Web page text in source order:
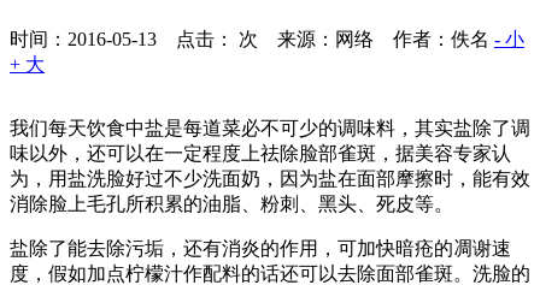
时间：2016-05-13 点击： 次 来源：网络 作者：佚名 - 小
+ 大
我们每天饮食中盐是每道菜必不可少的调味料，其实盐除了调
味以外，还可以在一定程度上祛除脸部雀斑，据美容专家认
为，用盐洗脸好过不少洗面奶，因为盐在面部摩擦时，能有效
消除脸上毛孔所积累的油脂、粉刺、黑头、死皮等。
盐除了能去除污垢，还有消炎的作用，可加快暗疮的凋谢速
度，假如加点柠檬汁作配料的话还可以去除面部雀斑。洗脸的